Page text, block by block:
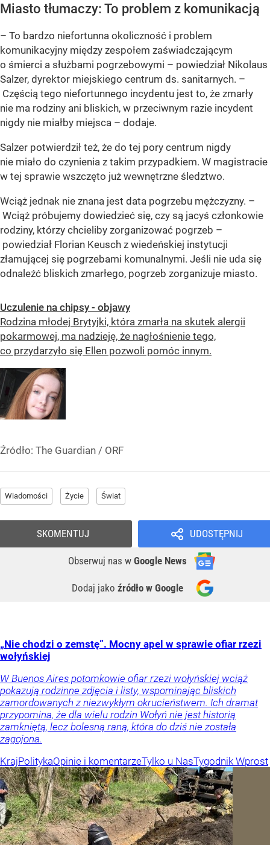
Miasto tłumaczy: To problem z komunikacją
– To bardzo niefortunna okoliczność i problem
komunikacyjny między zespołem zaświadczającym
o śmierci a służbami pogrzebowymi – powiedział Nikolaus
Salzer, dyrektor miejskiego centrum ds. sanitarnych. –
Częścią tego niefortunnego incydentu jest to, że zmarły
nie ma rodziny ani bliskich, w przeciwnym razie incydent
nigdy nie miałby miejsca – dodaje.
Salzer potwierdził też, że do tej pory centrum nigdy
nie miało do czynienia z takim przypadkiem. W magistracie
w tej sprawie wszczęto już wewnętrzne śledztwo.
Wciąż jednak nie znana jest data pogrzebu mężczyzny. –
Wciąż próbujemy dowiedzieć się, czy są jacyś członkowie
rodziny, którzy chcieliby zorganizować pogrzeb –
powiedział Florian Keusch z wiedeńskiej instytucji
złamującej się pogrzebami komunalnymi. Jeśli nie uda się
odnaleźć bliskich zmarłego, pogrzeb zorganizuje miasto.
Uczulenie na chipsy - objawy
Rodzina młodej Brytyjki, która zmarła na skutek alergii
pokarmowej, ma nadzieję, że nagłośnienie tego,
co przydarzyło się Ellen pozwoli pomóc innym.
Źródło: The Guardian / ORF
Wiadomości Życie Świat
UDOSTĘPNIJ
Obserwuj nas w Google News
Dodaj jako źródło w Google
SKOMENTUJ
„Nie chodzi o zemstę”. Mocny apel w sprawie ofiar rzezi
wołyńskiej
W Buenos Aires potomkowie ofiar rzezi wołyńskiej wciąż
pokazują rodzinne zdjęcia i listy, wspominając bliskich
zamordowanych z niezwykłym okrucieństwem. Ich dramat
przypomina, że dla wielu rodzin Wołyń nie jest historią
zamkniętą, lecz bolesną raną, która do dziś nie została
zagojona.
KrajPolitykaOpinie i komentarzeTylko u NasTygodnik Wprost